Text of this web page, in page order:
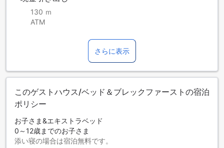
130 ｍ
ATM
さらに表示
このゲストハウス/ベッド＆ブレックファーストの宿泊
ポリシー
お子さま&エキストラベッド
0～12歳までのお子さま
添い寝の場合は宿泊無料です。